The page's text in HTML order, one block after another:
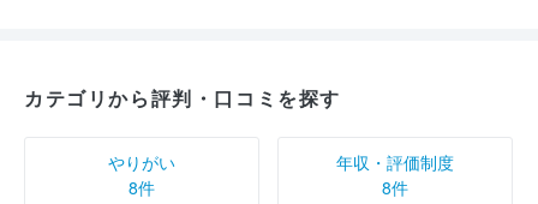
カテゴリから評判・口コミを探す
やりがい
8件
年収・評価制度
8件